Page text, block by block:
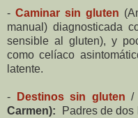
- Caminar sin gluten
manual) diagnosticada
sensible al gluten), y
como celíaco
latente.
- Destinos sin gluten /
Carmen): Padres de dos